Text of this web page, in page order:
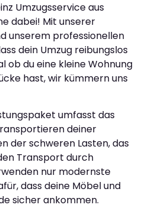
Umzugsservice aus
dabei! Mit unserer
unserem professionellen
dein Umzug reibungslos
ob du eine kleine Wohnung
hast, wir kümmern uns
umfasst das
deiner
der schweren Lasten, das
Transport durch
nur modernste
dass deine Möbel und
sicher ankommen.